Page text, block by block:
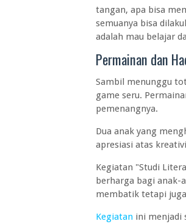
tangan, apa bisa
semuanya bisa
adalah mau belajar
Permainan dan
Sambil menunggu
game seru.
pemenangnya.
Dua anak yang
apresiasi atas
Kegiatan "Studi
berharga bagi
membatik tetapi
Kegiatan ini menjadi